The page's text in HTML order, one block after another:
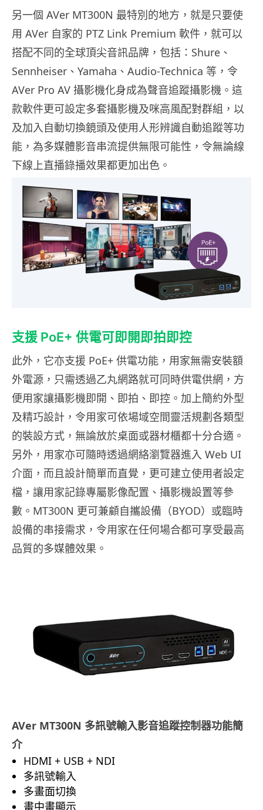
另一個 AVer MT300N 最特別的地方，就是只要使
用 AVer 自家的 PTZ Link Premium 軟件，就可以
搭配不同的全球頂尖音訊品牌，包括：Shure、
Sennheiser、Yamaha、Audio-Technica 等，令
AVer Pro AV 攝影機化身成為聲音追蹤攝影機。這
款軟件更可設定多套攝影機及咪高風配對群組，以
及加入自動切換鏡頭及使用人形辨識自動追蹤等功
能，為多媒體影音串流提供無限可能性，令無論線
下線上直播錄播效果都更加出色。
支援 PoE+ 供電可即開即拍即控
此外，它亦支援 PoE+ 供電功能，用家無需安裝額
外電源，只需透過乙丸網路就可同時供電供網，方
便用家讓攝影機即開、即拍、即控。加上簡約外型
及精巧設計，令用家可依場域空間靈活規劃各類型
的裝設方式，無論放於桌面或器材櫃都十分合適。
另外，用家亦可隨時透過網絡瀏覽器進入 Web UI
介面，而且設計簡單而直覺，更可建立使用者設定
檔，讓用家記錄專屬影像配置、攝影機設置等參
數。MT300N 更可兼顧自攜設備（BYOD）或臨時
設備的串接需求，令用家在任何場合都可享受最高
品質的多媒體效果。
AVer MT300N 多訊號輸入影音追蹤控制器功能簡
介
HDMI + USB + NDI
多訊號輸入
多畫面切換
畫中畫顯示